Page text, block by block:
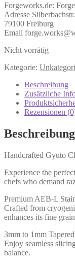
Forgeworks.de:
Adresse
79100 Freiburg
Email
Nicht vorrätig
Kategorie:
Beschreibung
Zusätzliche
Rezensionen
Beschreibung
Handcrafted Gyuto
Experience the
chefs who demand
Premium AEB-L
Crafted from
enhances its fine
3mm to 1mm
Enjoy seamless
balance.